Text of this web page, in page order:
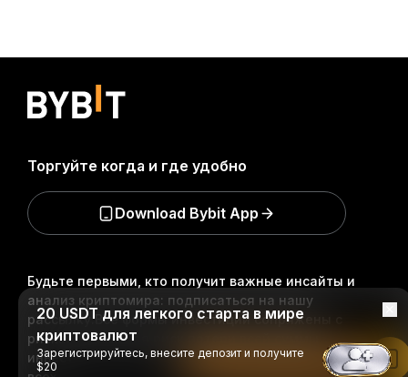
Будьте первыми, кто получит важные инсайты и
анализ криптомира: подписаться на нашу
рассылку. Все формы инвестиций сопряжены с
рисками, включая риск потери всей суммы
инвестиций. Такая деятельность подходит не для
Торгуйте когда и где удобно
Download Bybit App
20 USDT для легкого старта в мире
криптовалют
Зарегистрируйтесь, внесите депозит и получите
$20
Читать в приложении Bybit